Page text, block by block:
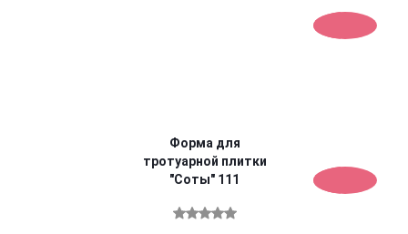
Форма для
тротуарной плитки
"Соты" 111